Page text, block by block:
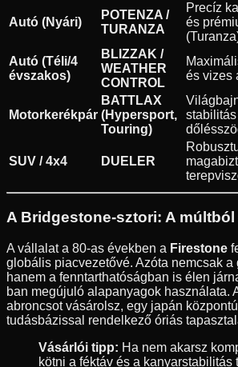
Autó (Nyári)
POTENZA /
TURANZA
Precíz
és
Autó (Téli/4
évszakos)
BLIZZAK /
WEATHER
CONTROL
és vizes
Motorkerékpár
BATTLAX
(Hypersport,
Touring)
SUV / 4x4 DUELER
A Bridgestone-sztori: A
A vállalat a 80-as években a Firestone
globális piacvezetővé. Azóta nemcsak a
hanem a fenntarthatóságban is élen
ban megújuló alapanyagok használata.
abroncsot vásárolsz, egy japán
tudásbázissal rendelkező óriás
Vásárlói tipp: Ha nem akarsz
kötni a féktáv és a kanyarstabilitás